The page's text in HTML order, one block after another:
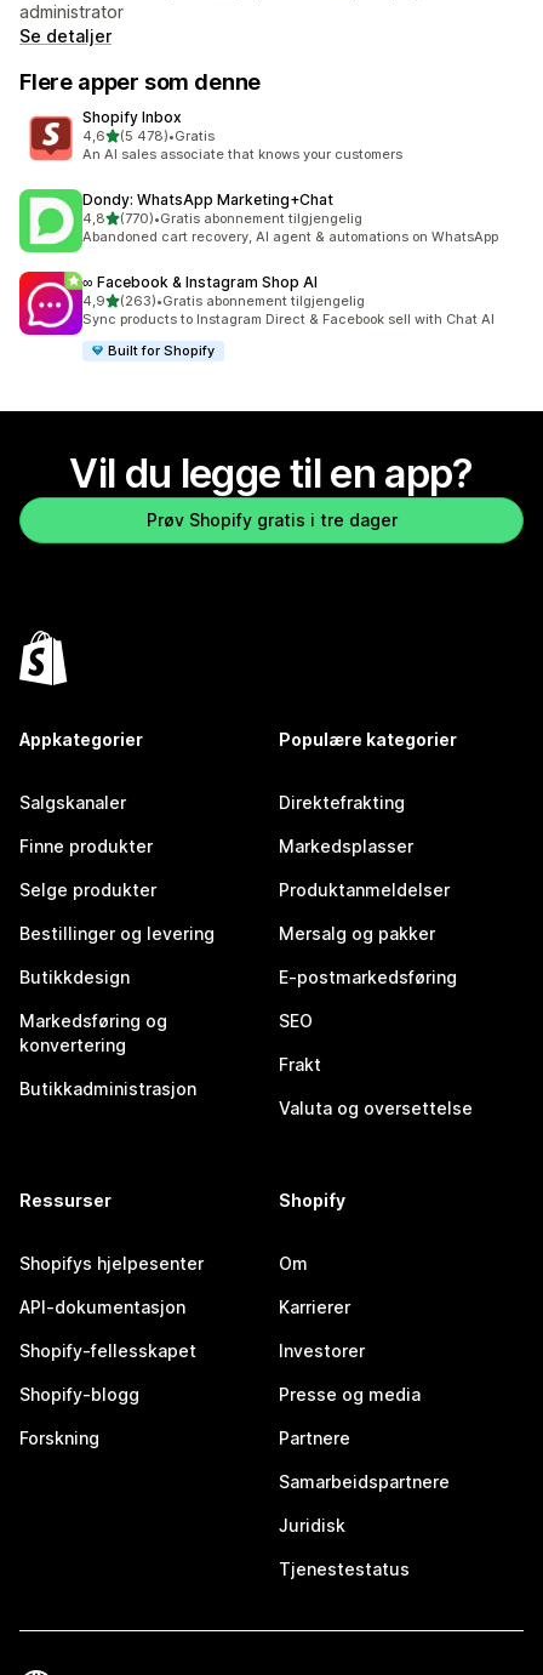
administrator
Se detaljer
Flere apper som denne
Shopify Inbox
4,6av 5 stjerner
(5 478)
Totalt 5478 omtaler
•Gratis
An AI sales associate that knows your customers
Dondy: WhatsApp Marketing+Chat
4,8av 5 stjerner
(770)
Totalt 770 omtaler
•Gratis abonnement tilgjengelig
Abandoned cart recovery, AI agent & automations on WhatsApp
∞ Facebook & Instagram Shop AI
4,9av 5 stjerner
(263)
Totalt 263 omtaler
•Gratis abonnement tilgjengelig
Sync products to Instagram Direct & Facebook sell with Chat AI
Built for Shopify
Vil du legge til en app?
Prøv Shopify gratis i tre dager
Appkategorier
Salgskanaler
Finne produkter
Selge produkter
Bestillinger og levering
Butikkdesign
Markedsføring og
konvertering
Butikkadministrasjon
Populære kategorier
Direktefrakting
Markedsplasser
Produktanmeldelser
Mersalg og pakker
E-postmarkedsføring
SEO
Frakt
Valuta og oversettelse
Ressurser
Shopifys hjelpesenter
API-dokumentasjon
Shopify-fellesskapet
Shopify-blogg
Forskning
Shopify
Om
Karrierer
Investorer
Presse og media
Partnere
Samarbeidspartnere
Juridisk
Tjenestestatus